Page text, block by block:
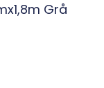
Grå